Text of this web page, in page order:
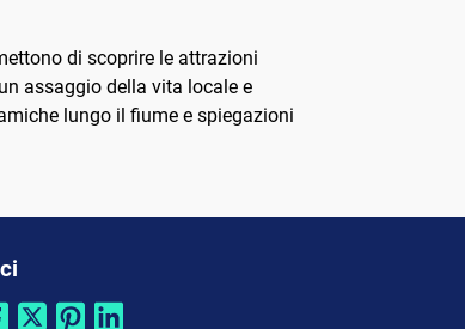
di scoprire le attrazioni
assaggio della vita locale e
lungo il fiume e spiegazioni